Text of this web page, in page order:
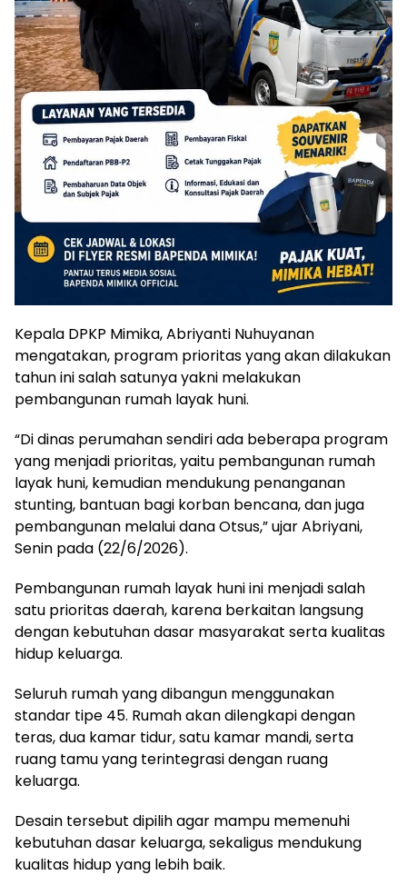
Kepala DPKP Mimika, Abriyanti Nuhuyanan
mengatakan, program prioritas yang akan dilakukan
tahun ini salah satunya yakni melakukan
pembangunan rumah layak huni.
“Di dinas perumahan sendiri ada beberapa program
yang menjadi prioritas, yaitu pembangunan rumah
layak huni, kemudian mendukung penanganan
stunting, bantuan bagi korban bencana, dan juga
pembangunan melalui dana Otsus,” ujar Abriyani,
Senin pada (22/6/2026).
Pembangunan rumah layak huni ini menjadi salah
satu prioritas daerah, karena berkaitan langsung
dengan kebutuhan dasar masyarakat serta kualitas
hidup keluarga.
Seluruh rumah yang dibangun menggunakan
standar tipe 45. Rumah akan dilengkapi dengan
teras, dua kamar tidur, satu kamar mandi, serta
ruang tamu yang terintegrasi dengan ruang
keluarga.
Desain tersebut dipilih agar mampu memenuhi
kebutuhan dasar keluarga, sekaligus mendukung
kualitas hidup yang lebih baik.